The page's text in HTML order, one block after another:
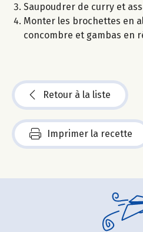
Saupoudrer de curry et
Monter les brochettes en
concombre et gambas en
Retour à la liste
Imprimer la recette